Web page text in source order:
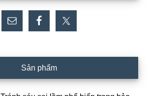
Sản phẩm